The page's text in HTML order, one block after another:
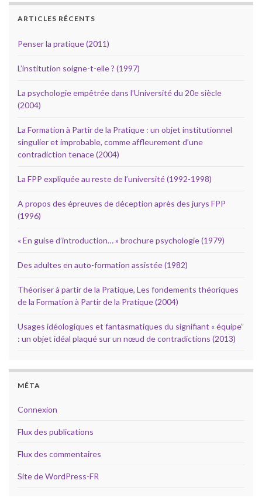
ARTICLES RÉCENTS
Penser la pratique (2011)
L’institution soigne-t-elle ? (1997)
La psychologie empêtrée dans l’Université du 20e siècle
(2004)
La Formation à Partir de la Pratique : un objet institutionnel
singulier et improbable, comme affleurement d’une
contradiction tenace (2004)
La FPP expliquée au reste de l’université (1992-1998)
A propos des épreuves de déception après des jurys FPP
(1996)
« En guise d’introduction… » brochure psychologie (1979)
Des adultes en auto-formation assistée (1982)
Théoriser à partir de la Pratique, Les fondements théoriques
de la Formation à Partir de la Pratique (2004)
Usages idéologiques et fantasmatiques du signifiant « équipe”
: un objet idéal plaqué sur un nœud de contradictions (2013)
MÉTA
Connexion
Flux des publications
Flux des commentaires
Site de WordPress-FR